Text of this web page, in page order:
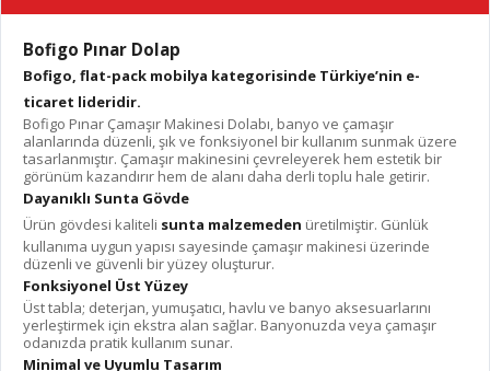
Bofigo Pınar Dolap
Bofigo, flat-pack mobilya kategorisinde Türkiye’nin e-
ticaret lideridir.
Bofigo Pınar Çamaşır Makinesi Dolabı, banyo ve çamaşır
alanlarında düzenli, şık ve fonksiyonel bir kullanım sunmak üzere
tasarlanmıştır. Çamaşır makinesini çevreleyerek hem estetik bir
görünüm kazandırır hem de alanı daha derli toplu hale getirir.
Dayanıklı Sunta Gövde
Ürün gövdesi kaliteli sunta malzemeden üretilmiştir. Günlük
kullanıma uygun yapısı sayesinde çamaşır makinesi üzerinde
düzenli ve güvenli bir yüzey oluşturur.
Fonksiyonel Üst Yüzey
Üst tabla; deterjan, yumuşatıcı, havlu ve banyo aksesuarlarını
yerleştirmek için ekstra alan sağlar. Banyonuzda veya çamaşır
odanızda pratik kullanım sunar.
Minimal ve Uyumlu Tasarım